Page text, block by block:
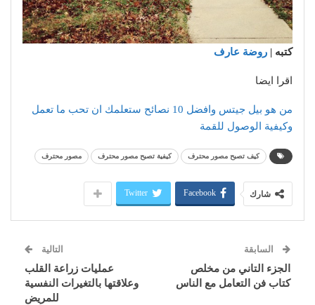
كتبه | روضة عارف
اقرا ايضا
من هو بيل جيتس وافضل 10 نصائح ستعلمك ان تحب ما تعمل
وكيفية الوصول للقمة
كيف تصبح مصور محترف كيفية تصبح مصور محترف مصور محترف
شارك Facebook
Twitter
السابقة
الجزء التاني من مخلص
كتاب فن التعامل مع الناس
التالية
عمليات زراعة القلب
وعلاقتها بالتغيرات النفسية
للمريض